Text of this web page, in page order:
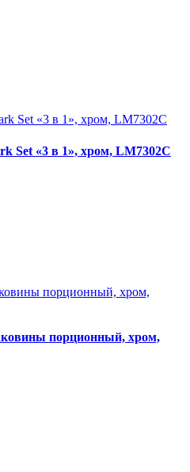
Set «3 в 1», хром, LM7302C
порционный, хром,